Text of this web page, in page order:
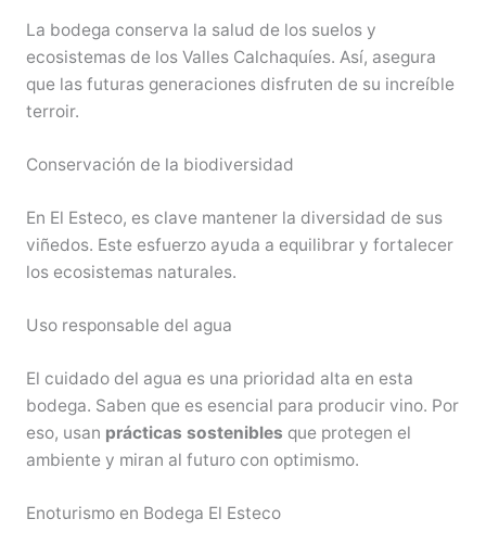
La bodega conserva la salud de los suelos y
ecosistemas de los Valles Calchaquíes. Así, asegura
que las futuras generaciones disfruten de su increíble
terroir.
Conservación de la biodiversidad
En El Esteco, es clave mantener la diversidad de sus
viñedos. Este esfuerzo ayuda a equilibrar y fortalecer
los ecosistemas naturales.
Uso responsable del agua
El cuidado del agua es una prioridad alta en esta
bodega. Saben que es esencial para producir vino. Por
eso, usan prácticas sostenibles que protegen el
ambiente y miran al futuro con optimismo.
Enoturismo en Bodega El Esteco